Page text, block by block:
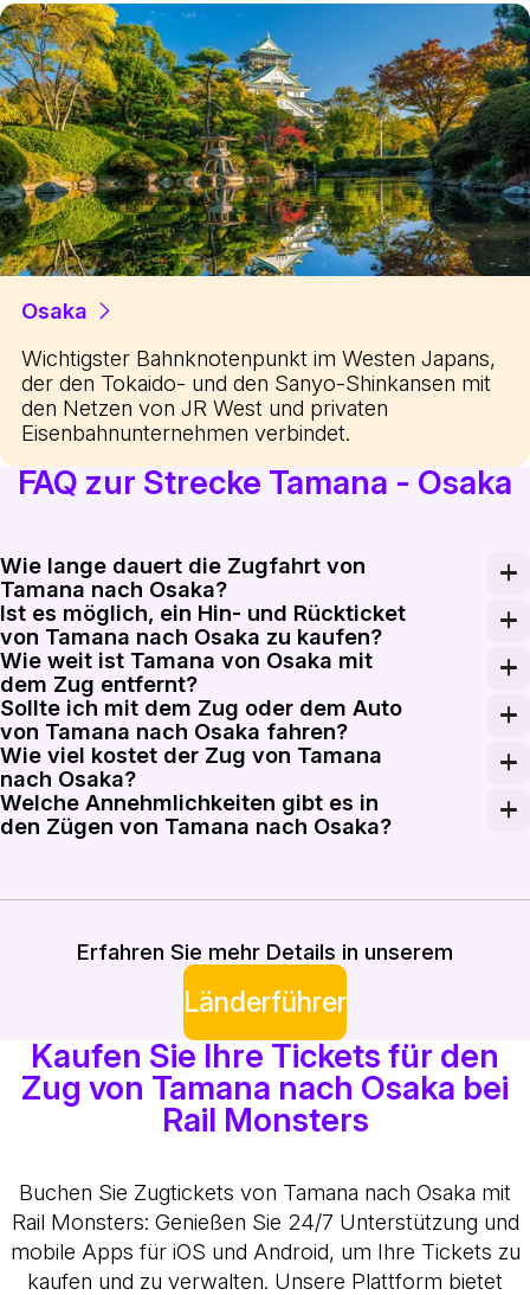
Osaka
Wichtigster Bahnknotenpunkt im Westen Japans,
der den Tokaido- und den Sanyo-Shinkansen mit
den Netzen von JR West und privaten
Eisenbahnunternehmen verbindet.
FAQ zur Strecke Tamana - Osaka
Wie lange dauert die Zugfahrt von
Tamana nach Osaka?
Die Reise von Tamana nach Osaka dauert ungefähr 3
Ist es möglich, ein Hin- und Rückticket
von Tamana nach Osaka zu kaufen?
Ja, Hin- und Rückfahrkarten von Tamana nach Osaka
Wie weit ist Tamana von Osaka mit
dem Zug entfernt?
Die Entfernung von Tamana nach Osaka mit dem Zug
Sollte ich mit dem Zug oder dem Auto
von Tamana nach Osaka fahren?
Mit dem Zug zu fahren bietet ein entspannenderes
Wie viel kostet der Zug von Tamana
nach Osaka?
Ein Ticket der Economy-Klasse von Tamana nach
Welche Annehmlichkeiten gibt es in
den Zügen von Tamana nach Osaka?
Erfahren Sie mehr Details in unserem
Länderführer
Kaufen Sie Ihre Tickets für den
Zug von Tamana nach Osaka bei
Rail Monsters
Buchen Sie Zugtickets von Tamana nach Osaka mit
Rail Monsters: Genießen Sie 24/7 Unterstützung und
mobile Apps für iOS und Android, um Ihre Tickets zu
kaufen und zu verwalten. Unsere Plattform bietet